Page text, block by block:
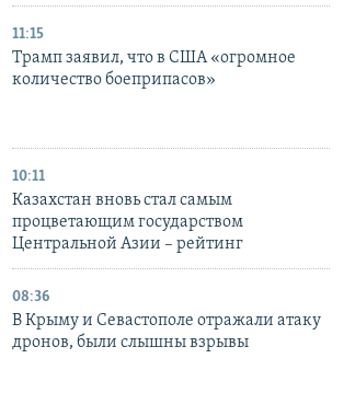
11:15
Трамп заявил, что в США «огромное
количество боеприпасов»
10:11
Казахстан вновь стал самым
процветающим государством
Центральной Азии – рейтинг
08:36
В Крыму и Севастополе отражали атаку
дронов, были слышны взрывы